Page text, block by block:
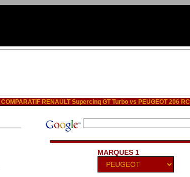
COMPARATIF RENAULT Supercinq GT Turbo vs PEUGEOT 206 RC
MARQUES 1